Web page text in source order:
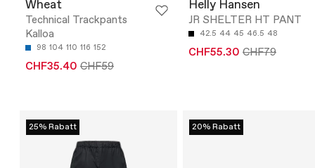
Wheat
Technical Trackpants
Kalloa
98 104 110 116 152
CHF35.40 CHF59
Helly Hansen
JR SHELTER HT PANT
42.5 44 45 46.5 48
CHF55.30 CHF79
25% Rabatt 20% Rabatt